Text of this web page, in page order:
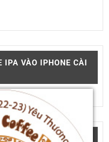
IPA VÀO IPHONE CÀI